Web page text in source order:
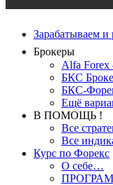
Зарабатываем и
Брокеры
Alfa
БКС
БКС-
Ещё
В ПОМОЩЬ !
Все
Все
Курс по Форекс
О себе…